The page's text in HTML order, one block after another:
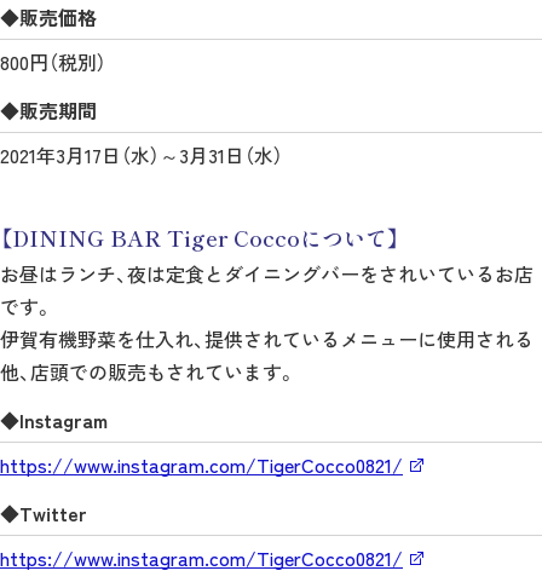
◆販売価格
800円（税別）
◆販売期間
2021年3月17日（水）～3月31日（水）
【DINING BAR Tiger Coccoについて】
お昼はランチ、夜は定食とダイニングバーをされいているお店
です。
伊賀有機野菜を仕入れ、提供されているメニューに使用される
他、店頭での販売もされています。
◆Instagram
https://www.instagram.com/TigerCocco0821/
◆Twitter
https://www.instagram.com/TigerCocco0821/